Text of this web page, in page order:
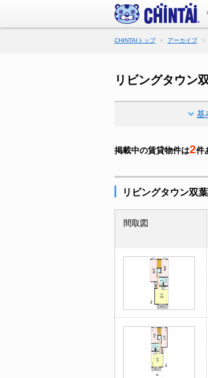
CHINTAIトップ アーカイブ
リビングタウン
基
掲載中の賃貸物件は2件
リビングタウン双
間取図